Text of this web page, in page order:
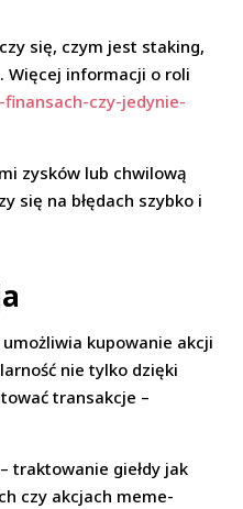
się, czym jest staking,
Więcej informacji o roli
czy-jedynie-
zysków lub chwilową
się na błędach szybko i
kupowanie akcji
nie tylko dzięki
transakcje –
traktowanie giełdy jak
czy akcjach meme-